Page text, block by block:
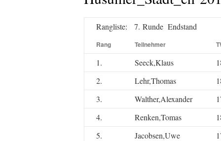
Rangliste: 7. Runde Endstand
Rang Teilnehmer
1. Seeck,Klaus
2.
Lehr,Thomas
3.
Walther,Alexander
4.
Renken,Tomas
5.
Jacobsen,Uwe